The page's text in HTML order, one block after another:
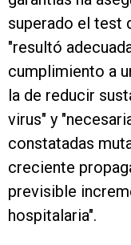
superado el test
"resultó
cumplimiento a
la de reducir
virus" y
constatadas
creciente
previsible
hospitalaria".